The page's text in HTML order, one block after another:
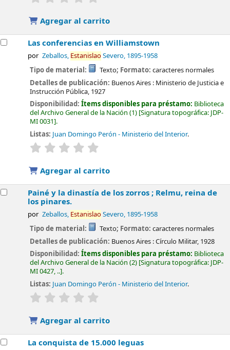
Agregar al carrito
Las conferencias en Williamstown
por Zeballos, EstanislaoSevero, 1895-1958
Tipo de material: Texto; Formato: caracteres normales
Detalles de publicación: Buenos Aires : Ministerio de Justicia e
Instrucción Pública, 1927
Disponibilidad:Ítems disponibles para préstamo: Biblioteca
del Archivo General de la Nación (1) Signatura topográfica: JDP-
MI 0031 .
Listas: Juan Domingo Perón - Ministerio del Interior.
valoración
Agregar al carrito
Painé y la dinastía de los zorros ; Relmu, reina de
los pinares.
por Zeballos, EstanislaoSevero, 1895-1958
Tipo de material: Texto; Formato: caracteres normales
Detalles de publicación: Buenos Aires :Círculo Militar, 1928
Disponibilidad:Ítems disponibles para préstamo: Biblioteca
del Archivo General de la Nación (2) Signatura topográfica: JDP-
MI 0427, .. .
Listas: Juan Domingo Perón - Ministerio del Interior.
valoración
Agregar al carrito
La conquista de 15.000 leguas